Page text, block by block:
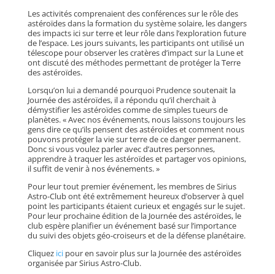
Les activités comprenaient des conférences sur le rôle des
astéroïdes dans la formation du système solaire, les dangers
des impacts ici sur terre et leur rôle dans l’exploration future
de l’espace. Les jours suivants, les participants ont utilisé un
télescope pour observer les cratères d’impact sur la Lune et
ont discuté des méthodes permettant de protéger la Terre
des astéroïdes.
Lorsqu’on lui a demandé pourquoi Prudence soutenait la
Journée des astéroïdes, il a répondu qu’il cherchait à
démystifier les astéroïdes comme de simples tueurs de
planètes. « Avec nos événements, nous laissons toujours les
gens dire ce qu’ils pensent des astéroïdes et comment nous
pouvons protéger la vie sur terre de ce danger permanent.
Donc si vous voulez parler avec d’autres personnes,
apprendre à traquer les astéroïdes et partager vos opinions,
il suffit de venir à nos événements. »
Pour leur tout premier événement, les membres de Sirius
Astro-Club ont été extrêmement heureux d’observer à quel
point les participants étaient curieux et engagés sur le sujet.
Pour leur prochaine édition de la Journée des astéroïdes, le
club espère planifier un événement basé sur l’importance
du suivi des objets géo-croiseurs et de la défense planétaire.
Cliquez icipour en savoir plus sur la Journée des astéroïdes
organisée par Sirius Astro-Club.